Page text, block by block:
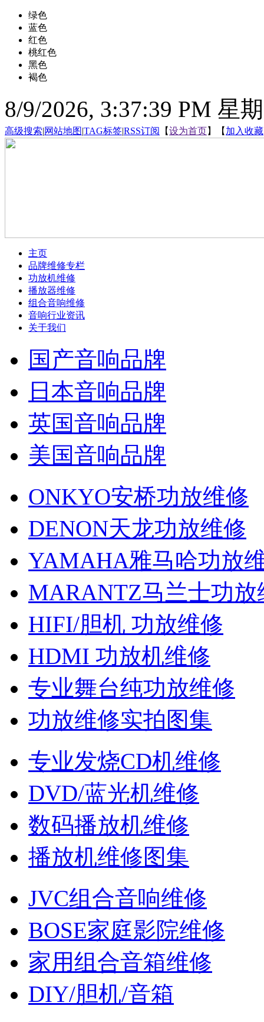
绿色
蓝色
红色
桃红色
黑色
褐色
8/9/2026, 3:37:40 PM 星
高级搜索|网站地图|TAG标签|RSS订阅 【设为首页】【 加入收藏
主页
品牌维修专栏
功放机维修
播放器维修
组合音响维修
音响行业资讯
关于我们
国产音响品牌
日本音响品牌
英国音响品牌
美国音响品牌
ONKYO安桥功放维修
DENON天龙功放维修
YAMAHA雅马哈功放
MARANTZ马兰士功放
HIFI/胆机 功放维修
HDMI 功放机维修
专业舞台纯功放维修
功放维修实拍图集
专业发烧CD机维修
DVD/蓝光机维修
数码播放机维修
播放机维修图集
JVC组合音响维修
BOSE家庭影院维修
家用组合音箱维修
DIY/胆机/音箱